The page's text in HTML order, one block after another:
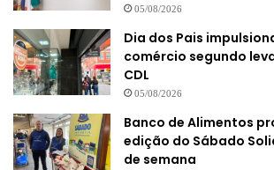
05/08/2026
Dia dos Pais
comércio segundo
CDL
05/08/2026
Banco de Alimentos
edição do Sábado
de semana